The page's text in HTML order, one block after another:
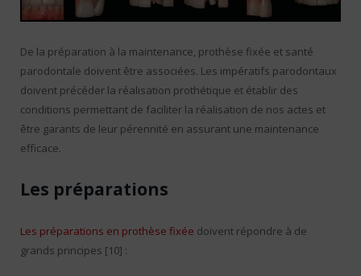
De la préparation à la maintenance, prothèse fixée et santé
parodontale doivent être associées. Les impératifs parodontaux
doivent précéder la réalisation prothétique et établir des
conditions permettant de faciliter la réalisation de nos actes et
être garants de leur pérennité en assurant une maintenance
efficace.
Les préparations
Les préparations en prothèse fixée doivent répondre à de
grands principes [10] :